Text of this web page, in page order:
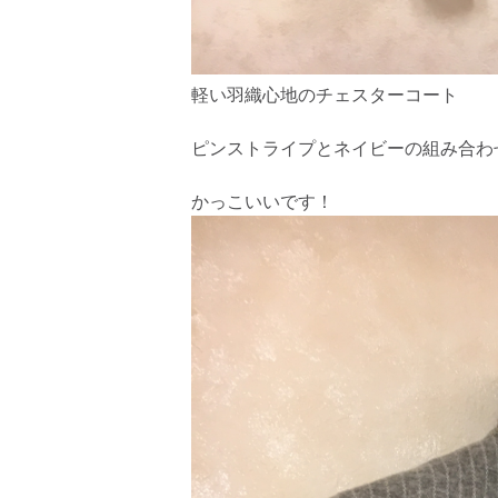
軽い羽織心地のチェスターコート
ピンストライプとネイビーの組み合
かっこいいです！